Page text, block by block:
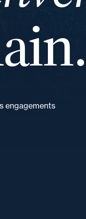
engagements
ou